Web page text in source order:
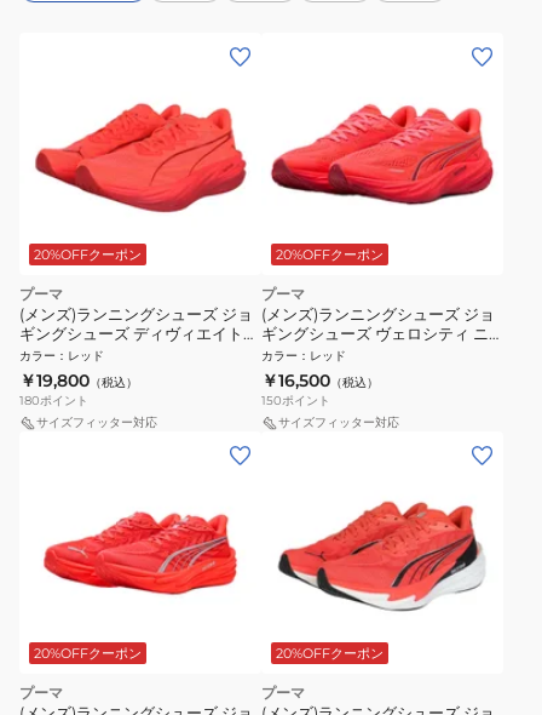
20%OFFクーポン
プーマ
(メンズ)ランニングシューズ ジョ
ギングシューズ ディヴィエイト
ピュア ニトロ レッド 31390410
カラー ： レッド
￥19,800 （税込）
180ポイント
サイズフィッター対応
20%OFFクーポン
プーマ
(メンズ)ランニングシューズ ジョ
ギングシューズ ヴェロシティ ニ
トロ 5 レッド 31294414 スポーツ
シューズ トレーニング
カラー ： レッド
￥16,500 （税込）
150ポイント
サイズフィッター対応
20%OFFクーポン
プーマ
20%OFFクーポン
プーマ